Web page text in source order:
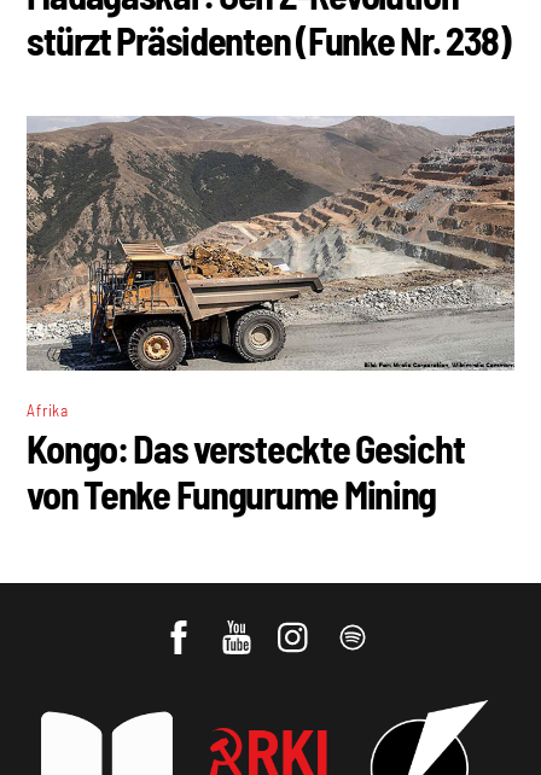
stürzt Präsidenten (Funke Nr. 238)
Afrika
Kongo: Das versteckte Gesicht
von Tenke Fungurume Mining